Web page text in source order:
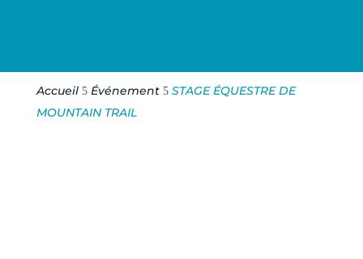
Accueil 5 Événement 5 STAGE ÉQUESTRE DE
MOUNTAIN TRAIL